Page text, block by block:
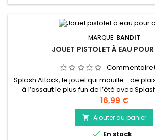
MARQUE: BANDIT
JOUET PISTOLET À EAU
Splash Attack, le jouet qui mouille… de
à l’assaut le plus fun de l’été avec
pistolet à eau (mais sans l’eau !) qui va
vague de jeu chez votre chien. Avec son
gun coloré et décalé, ce jouet tout doux
regarder qu’à mordiller !
Prix
16,99 €
 Ajouter au panier
 En stock